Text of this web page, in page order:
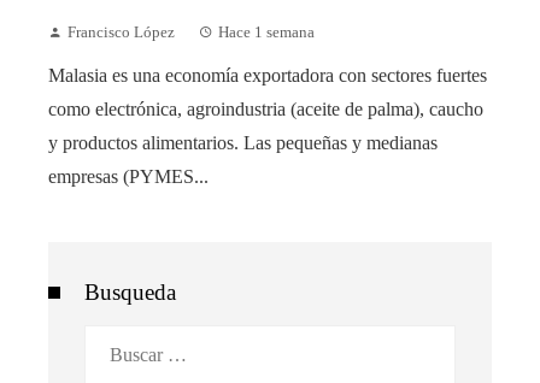
Francisco López Hace 1 semana
Malasia es una economía exportadora con sectores fuertes
como electrónica, agroindustria (aceite de palma), caucho
y productos alimentarios. Las pequeñas y medianas
empresas (PYMES...
Busqueda